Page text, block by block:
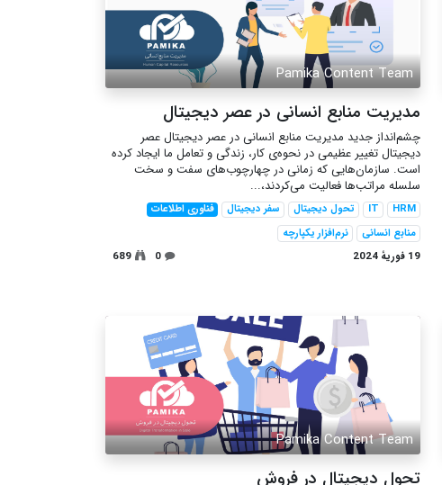
Pamika Content Team
مدیریت منابع انسانی در عصر دیجیتال
چشم‌انداز جدید مدیریت منابع انسانی در عصر دیجیتال عصر
دیجیتال تغییر عظیمی در نحوه‌ی کار، زندگی و تعامل ما ایجاد کرده
است. سازمان‌هایی که زمانی در چهارچوب‌های سفت و سخت
سلسله‌ مراتب‌ها فعالیت می‌کردند،...
HRM
IT تحول دیجیتال سفر دیجیتال
فناوری اطلاعات
منابع انسانی
نرم‌افزار یکپارچه
19 فوریهٔ 2024
0
689
Pamika Content Team
تحول دیجیتال در فروش